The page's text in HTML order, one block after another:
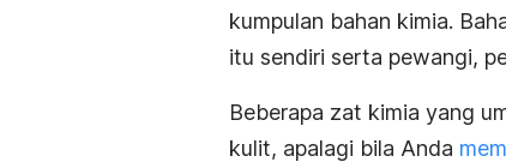
kumpulan bahan kimia.
itu sendiri serta pewangi,
Beberapa zat kimia yang
kulit, apalagi bila Anda